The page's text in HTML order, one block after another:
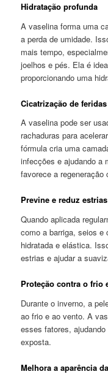
Hidratação profunda
A vaselina forma uma
a perda de umidade.
mais tempo,
joelhos e pés. Ela é
proporcionando uma
Cicatrização de
A vaselina pode ser
rachaduras para
fórmula cria uma
infecções e ajudando a
favorece a regeneração
Previne e reduz estrias
Quando aplicada
como a barriga, seios e
hidratada e elástica.
estrias e ajudar a
Proteção contra o frio
Durante o inverno, a
ao frio e ao vento. A
esses fatores,
exposta.
Melhora a aparência